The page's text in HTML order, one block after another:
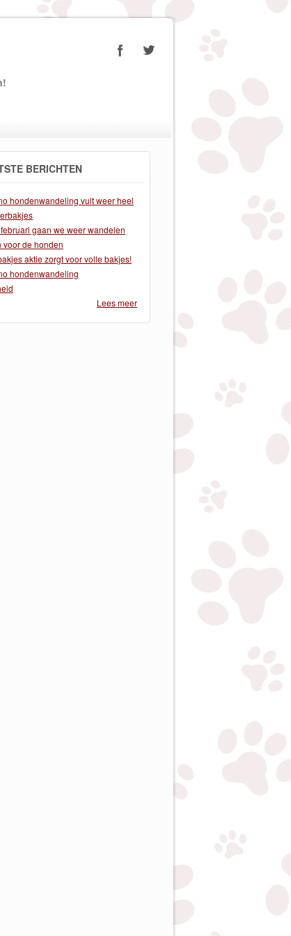
BERICHTEN
hondenwandeling vult weer heel
gaan we weer wandelen
voor de honden
aktie zorgt voor volle bakjes!
hondenwandeling
Lees meer